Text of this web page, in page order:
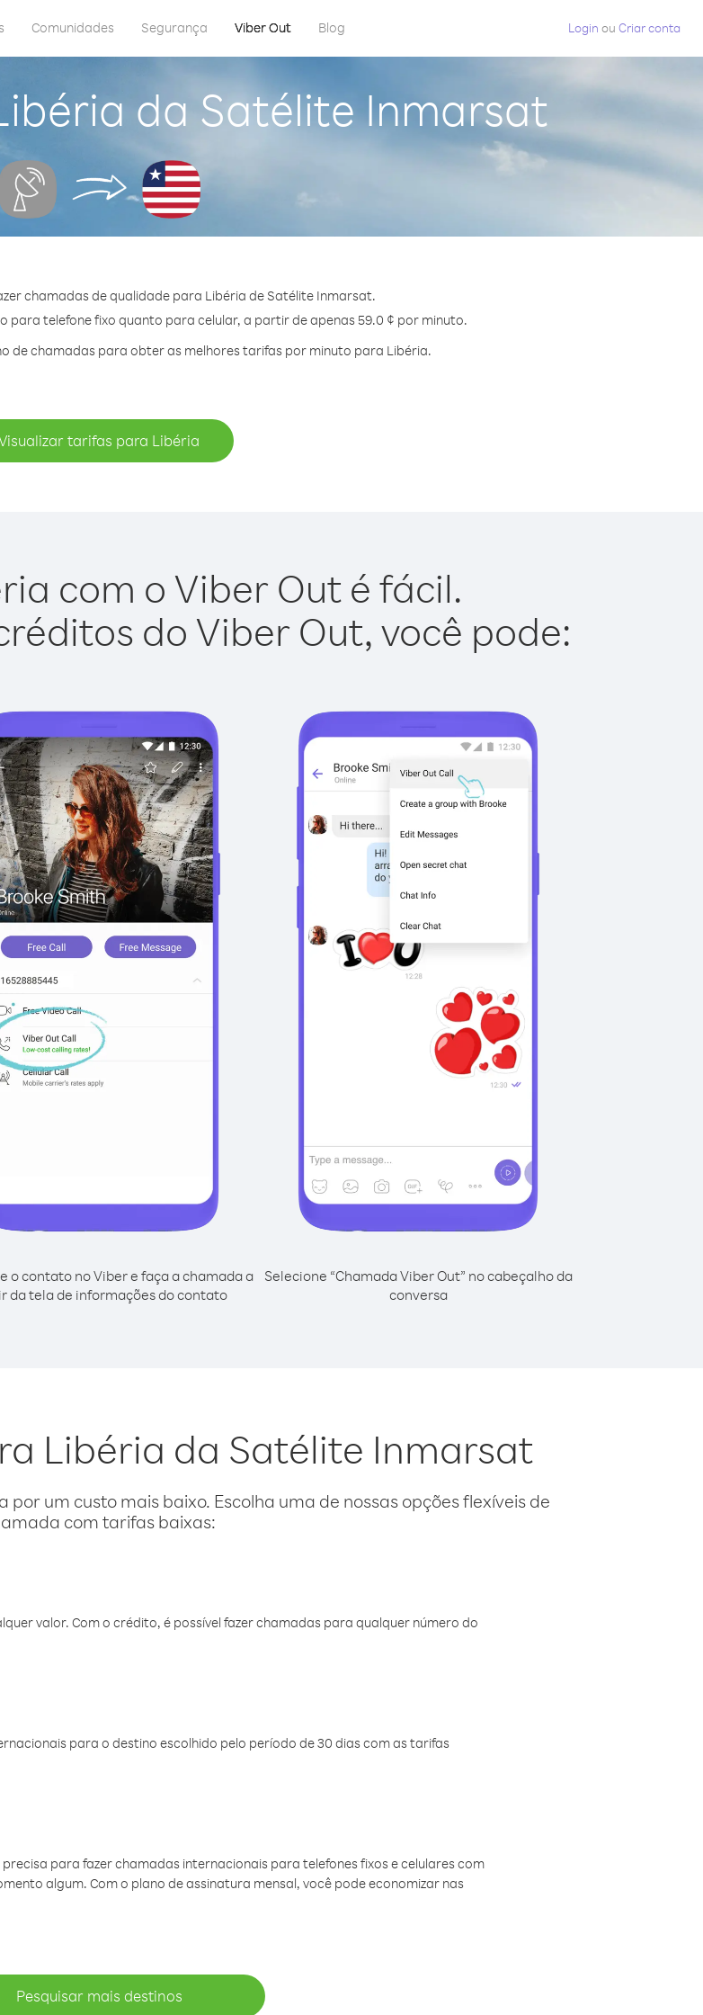
Comunidades Segurança Viber Out Blog Login ou Criar conta
da Satélite Inmarsat
chamadas de qualidade para Libéria de Satélite Inmarsat.
para telefone fixo quanto para celular, a partir de apenas 59.0 ¢ por minuto.
de chamadas para obter as melhores tarifas por minuto para Libéria.
tarifas para Libéria
com o Viber Out é fácil.
do Viber Out, você pode:
o contato no Viber e faça a chamada a
da tela de informações do contato
Selecione “Chamada Viber Out” no cabeçalho da
conversa
Libéria da Satélite Inmarsat
um custo mais baixo. Escolha uma de nossas opções flexíveis de
com tarifas baixas:
valor. Com o crédito, é possível fazer chamadas para qualquer número do
para o destino escolhido pelo período de 30 dias com as tarifas
para fazer chamadas internacionais para telefones fixos e celulares com
algum. Com o plano de assinatura mensal, você pode economizar nas
Pesquisar mais destinos